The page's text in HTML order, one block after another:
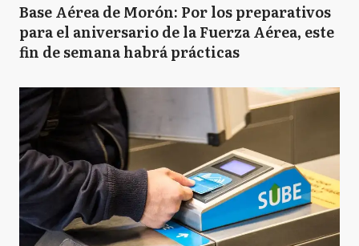
Base Aérea de Morón: Por los preparativos
para el aniversario de la Fuerza Aérea, este
fin de semana habrá prácticas